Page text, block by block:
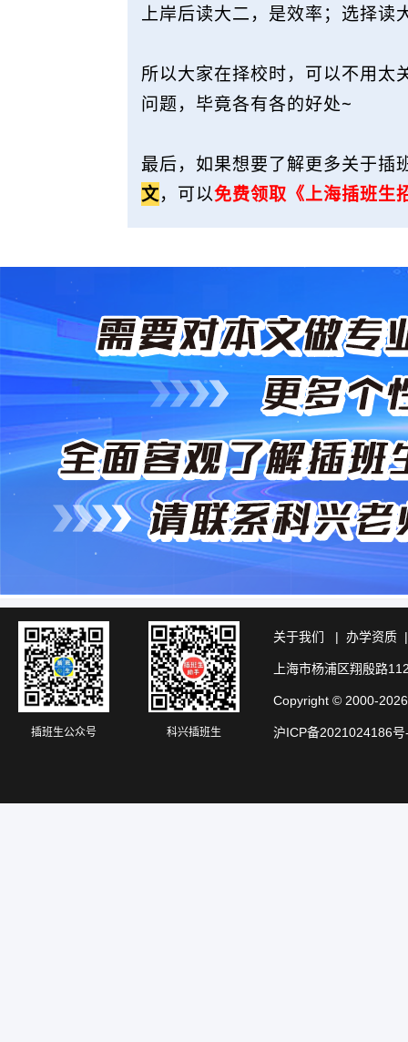
上岸后读大二，是效率；选择读
所以大家在择校时，可以不用太
问题，毕竟各有各的好处~
最后，如果想要了解更多关于插
文，可以免费领取《上海插班生
插班生公众号 科兴插班生
关于我们 | 办学资质
上海市杨浦区翔殷路
Copyright © 2000-
沪ICP备2021024186号